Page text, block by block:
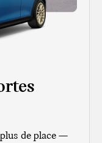
de place —